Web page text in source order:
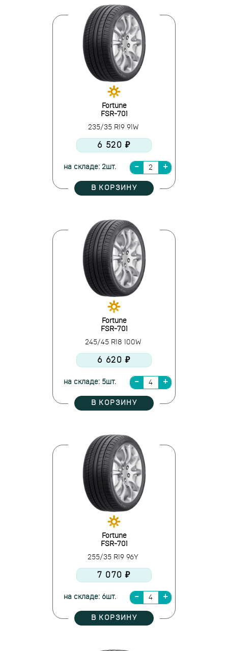
Fortune
FSR-701
235/35 R19 91W
6 520 ₽
на складе: 2шт.
В КОРЗИНУ
Fortune
FSR-701
245/45 R18 100W
6 620 ₽
на складе: 5шт.
В КОРЗИНУ
Fortune
FSR-701
255/35 R19 96Y
7 070 ₽
на складе: 6шт.
В КОРЗИНУ